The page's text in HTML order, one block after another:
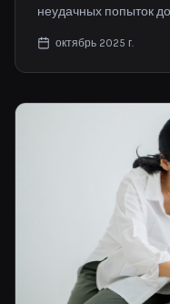
неудачных попыток
октябрь 2025 г.